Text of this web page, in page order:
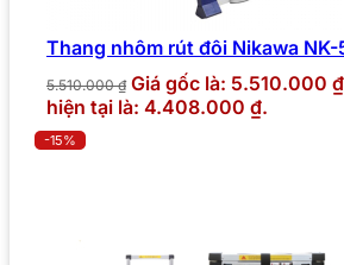
Thang nhôm rút đôi Nikawa
5.510.000₫ Giá gốc là: 5.510.000
hiện tại là: 4.408.000 ₫.
-15%